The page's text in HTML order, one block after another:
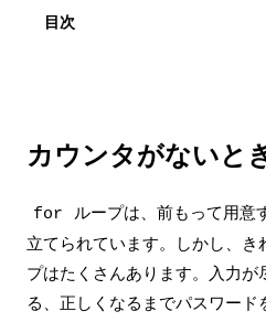
カウンタがないと
for
ループは、前もって用意
立てられています。しかし、き
プはたくさんあります。入力が
る、正しくなるまでパスワー
目次